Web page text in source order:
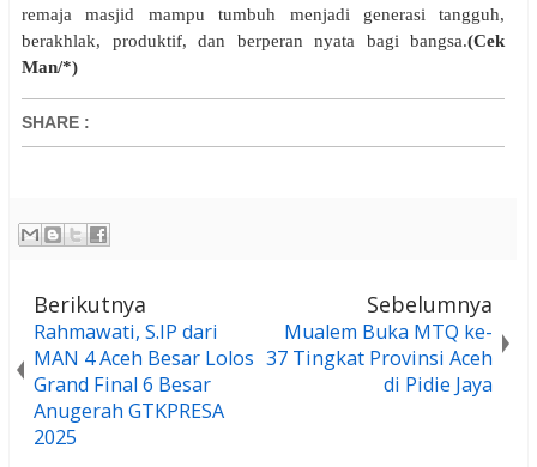
remaja masjid mampu tumbuh menjadi generasi tangguh,
berakhlak, produktif, dan berperan nyata bagi bangsa.(Cek
Man/*)
SHARE :
Berikutnya
Rahmawati, S.IP dari
MAN 4 Aceh Besar Lolos
Grand Final 6 Besar
Anugerah GTKPRESA
2025
Sebelumnya
Mualem Buka MTQ ke-
37 Tingkat Provinsi Aceh
di Pidie Jaya